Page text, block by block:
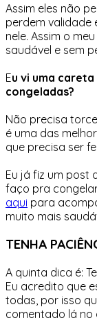
Assim eles não
perdem validade
nele. Assim o
saudável e sem
Eu vi uma careta
congeladas?
Não precisa
é uma das
que precisa ser
Eu já fiz um post
faço pra
aqui para
muito mais
TENHA
A quinta dica é:
Eu acredito que
todas, por isso
comentado lá no